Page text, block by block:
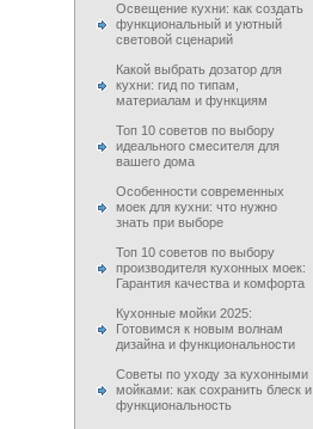
Освещение кухни: как создать
функциональный и уютный
световой сценарий
Какой выбрать дозатор для
кухни: гид по типам,
материалам и функциям
Топ 10 советов по выбору
идеального смесителя для
вашего дома
Особенности современных
моек для кухни: что нужно
знать при выборе
Топ 10 советов по выбору
производителя кухонных моек:
Гарантия качества и комфорта
Кухонные мойки 2025:
Готовимся к новым волнам
дизайна и функциональности
Советы по уходу за кухонными
мойками: как сохранить блеск и
функциональность